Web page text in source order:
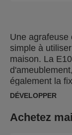
Une agrafeuse
simple à
maison. La
également la
solution idéale
DÉVELOPPER
Achetez